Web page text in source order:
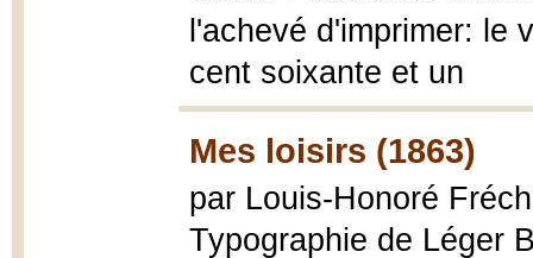
l'achevé d'imprimer: le
cent soixante et un
Mes loisirs (1863)
par Louis-Honoré
Typographie de Léger